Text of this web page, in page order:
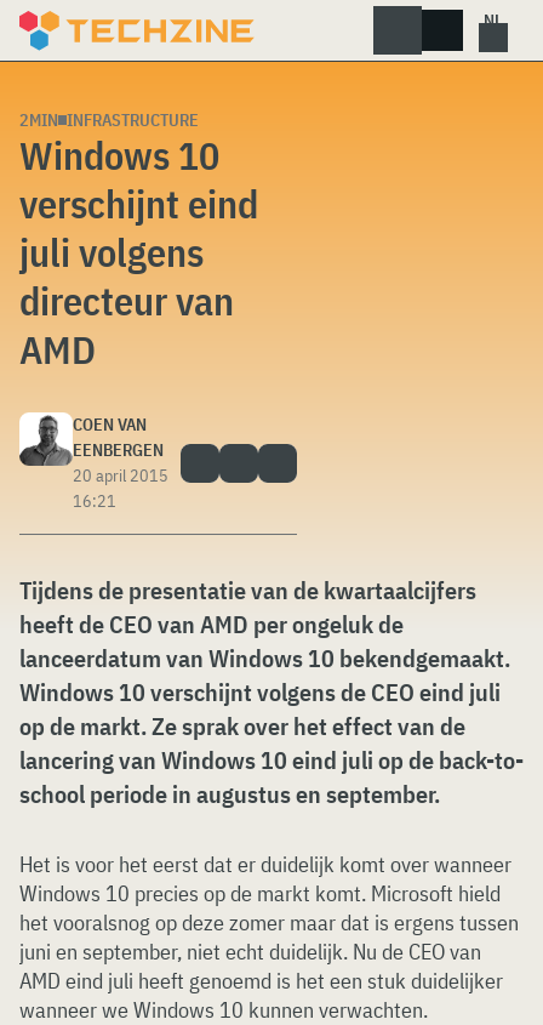
Skip
2MIN INFRASTRUCTURE
Windows 10
verschijnt eind
juli volgens
directeur van
AMD
COEN VAN
EENBERGEN
20 april 2015
16:21
Tijdens de presentatie van de kwartaalcijfers
heeft de CEO van AMD per ongeluk de
lanceerdatum van Windows 10 bekendgemaakt.
Windows 10 verschijnt volgens de CEO eind juli
op de markt. Ze sprak over het effect van de
lancering van Windows 10 eind juli op de back-to-
school periode in augustus en september.
Het is voor het eerst dat er duidelijk komt over wanneer
Windows 10 precies op de markt komt. Microsoft hield
het vooralsnog op deze zomer maar dat is ergens tussen
juni en september, niet echt duidelijk. Nu de CEO van
AMD eind juli heeft genoemd is het een stuk duidelijker
wanneer we Windows 10 kunnen verwachten.